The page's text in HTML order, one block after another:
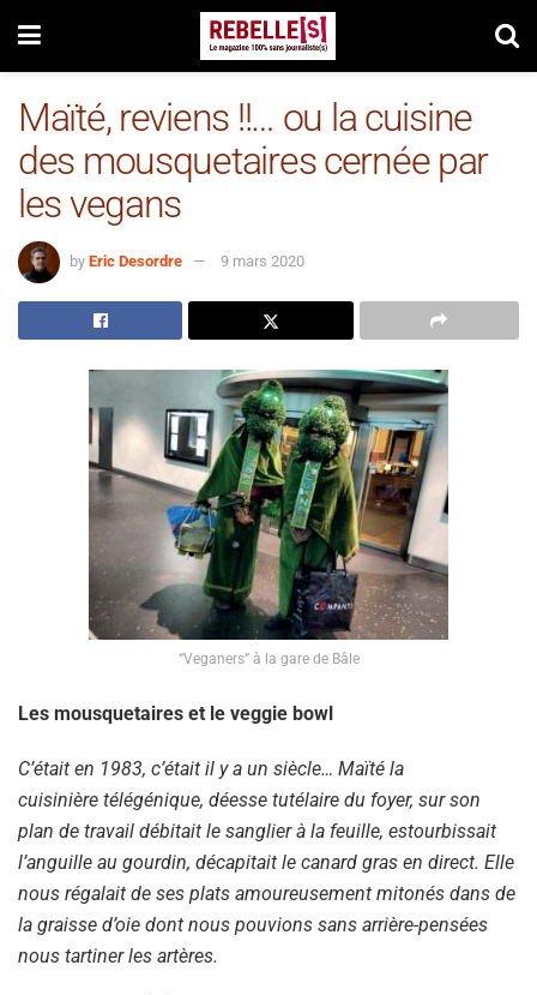
Maïté, reviens !!… ou la cuisine
des mousquetaires cernée par
les vegans
by Eric Desordre 9 mars 2020
“Veganers” à la gare de Bâle
Les mousquetaires et le veggie bowl
C’était en 1983, c’était il y a un siècle… Maïté la
cuisinière télégénique, déesse tutélaire du foyer, sur son
plan de travail débitait le sanglier à la feuille, estourbissait
l’anguille au gourdin, décapitait le canard gras en direct. Elle
nous régalait de ses plats amoureusement mitonés dans de
la graisse d’oie dont nous pouvions sans arrière-pensées
nous tartiner les artères.